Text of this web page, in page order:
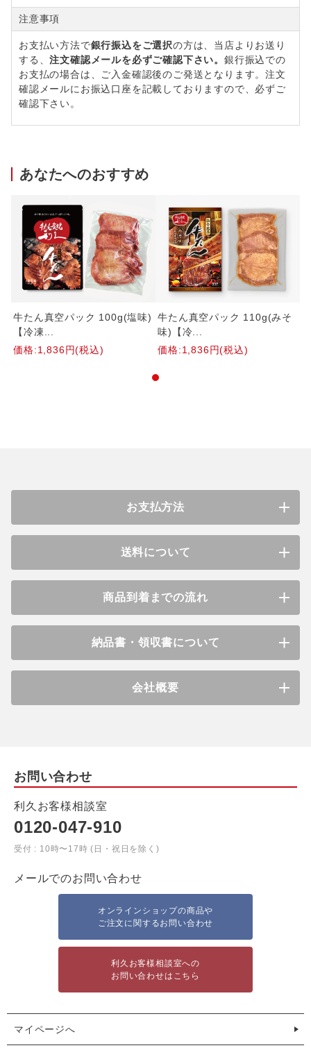
注意事項
お支払い方法で銀行振込をご選択の方は、当店よりお送り
する、注文確認メールを必ずご確認下さい。銀行振込での
お支払の場合は、ご入金確認後のご発送となります。注文
確認メールにお振込口座を記載しておりますので、必ずご
確認下さい。
あなたへのおすすめ
牛たん真空パック 100g(塩味)
【冷凍...
価格:1,836円(税込)
牛たん真空パック 110g(みそ
味)【冷...
価格:1,836円(税込)
お支払方法
送料について
商品到着までの流れ
納品書・領収書について
会社概要
お問い合わせ
利久お客様相談室
0120-047-910
受付 : 10時〜17時 (日・祝日を除く)
メールでのお問い合わせ
オンラインショップの商品や
ご注文に関するお問い合わせ
利久お客様相談室への
お問い合わせはこちら
マイページへ